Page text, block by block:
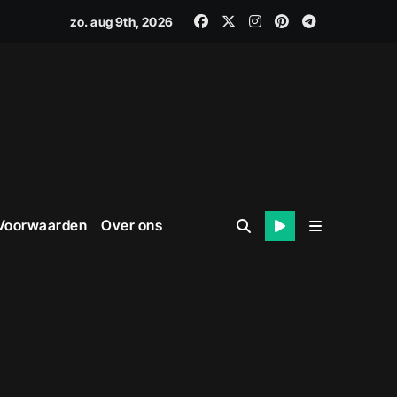
zo. aug 9th, 2026
Over ons